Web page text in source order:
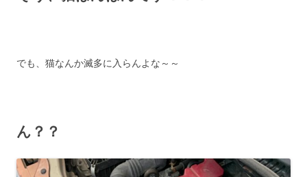
でも、猫なんか滅多に入らんよな～～
ん？？